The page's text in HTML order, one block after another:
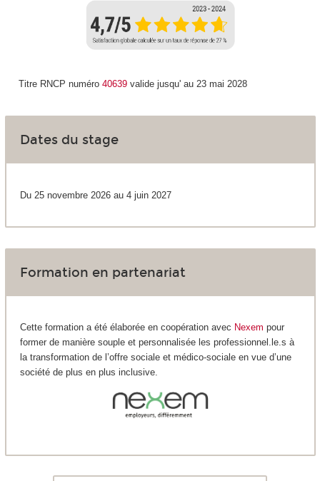
Titre RNCP numéro 40639valide jusqu' au 23 mai 2028
Dates du stage
Du 25 novembre 2026 au 4 juin 2027
Formation en partenariat
Cette formation a été élaborée en coopération avec Nexem pour
former de manière souple et personnalisée les professionnel.le.s à
la transformation de l’offre sociale et médico-sociale en vue d’une
société de plus en plus inclusive.